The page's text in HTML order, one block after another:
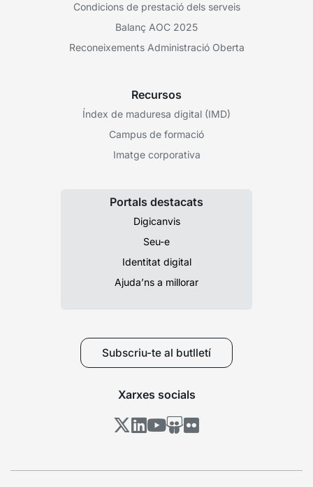
Condicions de prestació dels serveis
Balanç AOC 2025
Reconeixements Administració Oberta
Recursos
Índex de maduresa digital (IMD)
Campus de formació
Imatge corporativa
Portals destacats
Digicanvis
Seu-e
Identitat digital
Ajuda’ns a millorar
Subscriu-te al butlletí
Xarxes socials